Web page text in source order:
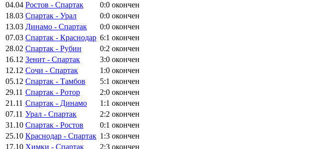
04.04 Ростов - Спартак 0:0 окончен
18.03 Спартак - Урал 0:0 окончен
13.03 Динамо - Спартак 0:0 окончен
07.03 Спартак - Краснодар 6:1 окончен
28.02 Спартак - Рубин 0:2 окончен
16.12 Зенит - Спартак 3:0 окончен
12.12 Сочи - Спартак 1:0 окончен
05.12 Спартак - Тамбов 5:1 окончен
29.11 Спартак - Ротор 2:0 окончен
21.11 Спартак - Динамо 1:1 окончен
07.11 Урал - Спартак 2:2 окончен
31.10 Спартак - Ростов 0:1 окончен
25.10 Краснодар - Спартак 1:3 окончен
17.10 Химки - Спартак 2:3 окончен